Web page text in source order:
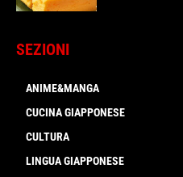
SEZIONI
ANIME&MANGA
CUCINA GIAPPONESE
CULTURA
LINGUA GIAPPONESE